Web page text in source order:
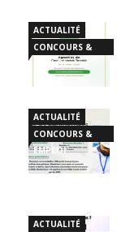
ACTUALITÉ
CONCOURS &
EMPLOI
ACTUALITÉ
CONCOURS &
EMPLOI
ACTUALITÉ